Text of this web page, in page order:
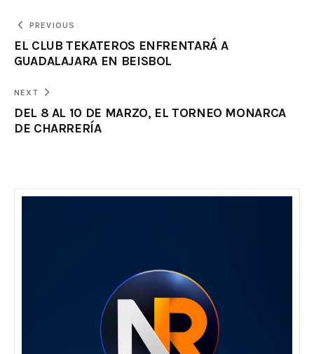
PREVIOUS
EL CLUB TEKATEROS ENFRENTARÁ A
GUADALAJARA EN BEISBOL
NEXT
DEL 8 AL 10 DE MARZO, EL TORNEO MONARCA
DE CHARRERÍA